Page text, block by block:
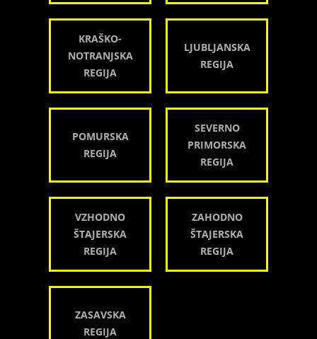
KRAŠKO-
NOTRANJSKA
REGIJA
LJUBLJANSKA
REGIJA
POMURSKA
REGIJA
SEVERNO
PRIMORSKA
REGIJA
VZHODNO
ŠTAJERSKA
REGIJA
ZAHODNO
ŠTAJERSKA
REGIJA
ZASAVSKA
REGIJA